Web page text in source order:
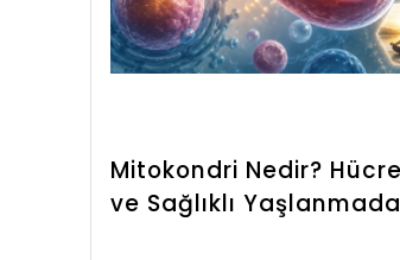
Mitokondri Nedir?
ve Sağlıklı